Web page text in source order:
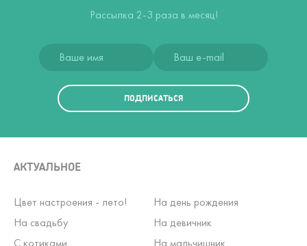
Рассылка 2-3 раза в месяц!
ПОДПИСАТЬСЯ
АКТУАЛЬНОЕ
Цвет настроения - лето!
На день рождения
На свадьбу
На девичник
С котиками
На мальчишник